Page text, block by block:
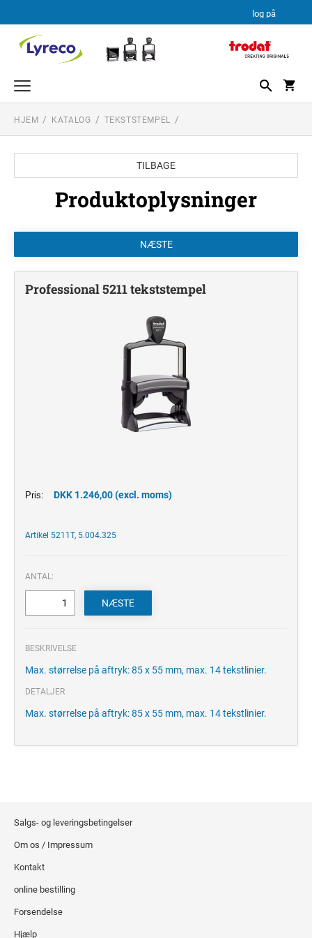
log på
TEKSTSTEMPEL
DATO STEMPLER
PROFESSIONAL LINE DATOSTEMPLER
TEKSTPLADEKIT
TRODAT TEKSTPLADEKIT
HJEM KATALOG TEKSTSTEMPEL
TILBAGE
Produktoplysninger
Professional 5211 tekststempel
Pris: DKK 1.246,00 (excl. moms)
Artikel 5211T, 5.004.325
ANTAL:
BESKRIVELSE
Max. størrelse på aftryk: 85 x 55 mm, max. 14 tekstlinier.
DETALJER
Max. størrelse på aftryk: 85 x 55 mm, max. 14 tekstlinier.
Salgs- og leveringsbetingelser
Om os / Impressum
Kontakt
online bestilling
Forsendelse
Hjælp